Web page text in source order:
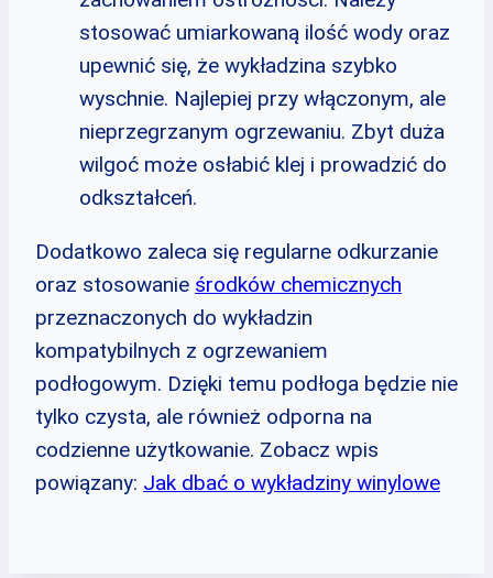
stosować umiarkowaną ilość wody oraz
upewnić się, że wykładzina szybko
wyschnie. Najlepiej przy włączonym, ale
nieprzegrzanym ogrzewaniu. Zbyt duża
wilgoć może osłabić klej i prowadzić do
odkształceń.
Dodatkowo zaleca się regularne odkurzanie
oraz stosowanie środków chemicznych
przeznaczonych do wykładzin
kompatybilnych z ogrzewaniem
podłogowym. Dzięki temu podłoga będzie nie
tylko czysta, ale również odporna na
codzienne użytkowanie. Zobacz wpis
powiązany: Jak dbać o wykładziny winylowe